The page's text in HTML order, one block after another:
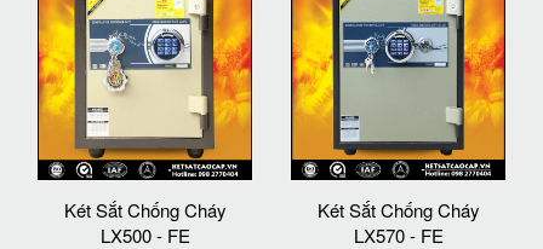
Két Sắt Chống Cháy
LX500 - FE
Két Sắt Chống Cháy
LX570 - FE